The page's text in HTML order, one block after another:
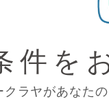
件を
クラヤがあなた